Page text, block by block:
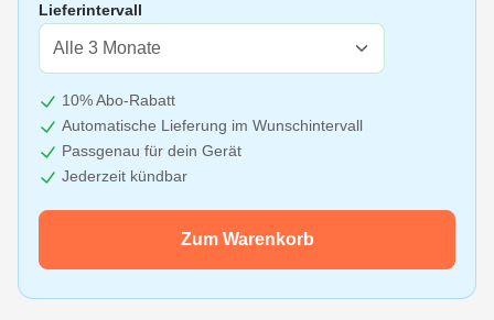
Lieferintervall
10% Abo-Rabatt
Automatische Lieferung im Wunschintervall
Passgenau für dein Gerät
Jederzeit kündbar
Zum Warenkorb